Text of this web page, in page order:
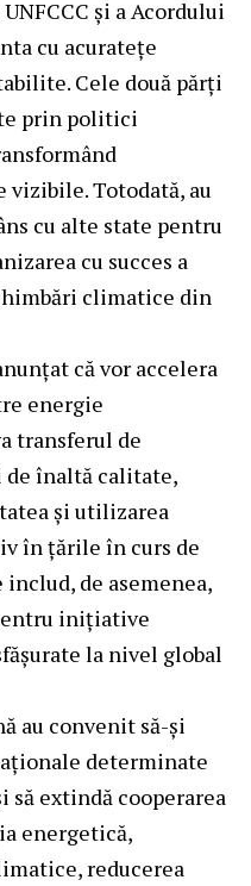
și a Acordului
cu acuratețe
Cele două părți
prin politici
Totodată, au
cu alte state pentru
cu succes a
climatice din
că vor accelera
energie
transferul de
înaltă calitate,
și utilizarea
în țările în curs de
de asemenea,
inițiative
la nivel global
au convenit să-și
determinate
să extindă cooperarea
energetică,
reducerea